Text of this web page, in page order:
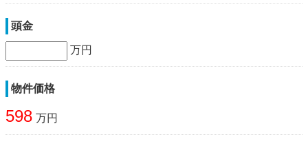
頭金
万円
物件価格
598 万円